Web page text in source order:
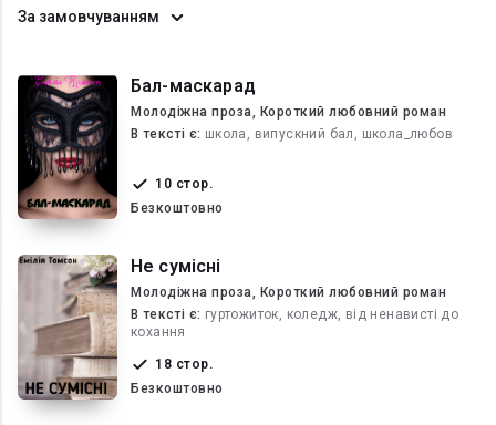
За замовчуванням
Бал-маскарад
Молодіжна проза, Короткий любовний роман
В текcті є: школа, випускний бал, школа_любов
10 стор.
Безкоштовно
Не сумісні
Молодіжна проза, Короткий любовний роман
В текcті є: гуртожиток, коледж, від ненависті до
кохання
18 стор.
Безкоштовно